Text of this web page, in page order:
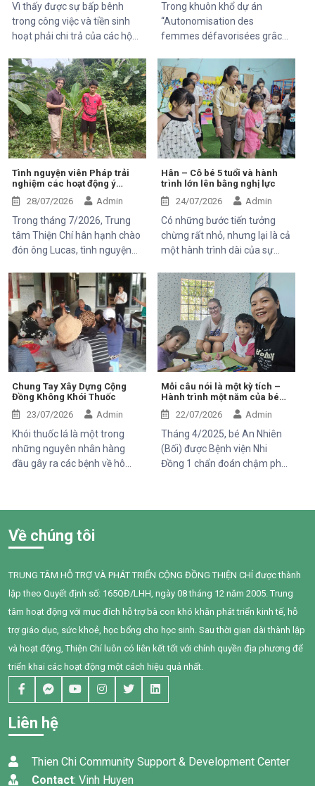
Vì thấy được sự bấp bênh
trong công việc và tiền sinh
hoạt phải chi trả của các hộ
Phát Triển cộng đồng Thiện
chí đã và đang luôn luôn tìm
kiếm và thử các mô hình mới,
thuận tiện, bền vững để có thể
giúp được 1 phần nào đó cho
mọi người.
Trong khuôn khổ dự án
“Autonomisation des
femmes défavorisées grâce
économique et à l'accès aux
soins de santé 2025–2028”,
Trung tâm Thiện Chí vinh dự
đón tiếp ông Kaloyan Kolev,
đại diện đơn vị tài trợ
Organisation internationale
de la Francophonie (OIF), và
ông Bernard Kervyn, đại diện
Mekong Plus, trong chuyến
công tác tại xã Tánh Linh, Bắc
Ruộng và Hàm Kiệm, tỉnh
Lâm Đồng.
Tình nguyện viên Pháp trải
nghiệm các hoạt động ý
nghĩa tại Trung tâm Thiện Chí
28/07/2026 Admin
Trong tháng 7/2026, Trung
tâm Thiện Chí hân hạnh chào
đón ông Lucas, tình nguyện
chuyến thăm và trải nghiệm
các hoạt động của dự án do
Mekong Plus tài trợ tại địa
phương.
Hân – Cô bé 5 tuổi và hành
trình lớn lên bằng nghị lực
24/07/2026
Admin
Có những bước tiến tưởng
chừng rất nhỏ, nhưng lại là cả
một hành trình dài của sự
vọng. Hân, cô bé 5 tuổi với nụ
cười trong trẻo, đã đến với
Trung tâm trong những ngày
đầu mang theo rất nhiều thử
thách. Ngay từ khi chào đời,
em phải đối mặt với nhiều vấn
đề về sức khỏe, khiến quá
trình phát triển chậm hơn so
với các bạn cùng trang lứa.
Những điều tưởng như rất
bình thường đối với một đứa
trẻ lại là những cột mốc đầy
gian nan đối với em.
Chung Tay Xây Dựng Cộng
Đồng Không Khói Thuốc
23/07/2026
Admin
Khói thuốc lá là một trong
những nguyên nhân hàng
đầu gây ra các bệnh về hô
người hút thuốc bị ảnh hưởng
đặc biệt là trẻ em, phụ nữ
mang thai và người cao tuổi,
cũng phải đối mặt với nhiều
nguy cơ sức khỏe do hít phải
khói thuốc thụ động.
Mỗi câu nói là một kỳ tích –
Hành trình một năm của bé
An Nhiên (Bối)
22/07/2026 Admin
Tháng 4/2025, bé An Nhiên
(Bối) được Bệnh viện Nhi
Đồng 1 chẩn đoán chậm phát
gặp nhiều khó khăn trong
đồng hành tận tâm của các
cô giáo, sự kiên trì của gia
đình và nỗ lực không ngừng
của chính Bối, em đã có
những bước tiến đầy tự hào.
Về chúng tôi
TRUNG TÂM HỖ TRỢ VÀ PHÁT TRIỂN CỘNG ĐỒNG THIỆN CHÍ được thành
lập theo Quyết định số: 165QĐ/LHH, ngày 08 tháng 12 năm 2005. Trung
tâm hoạt động với mục đích hỗ trợ bà con khó khăn phát triển kinh tế, hỗ
trợ giáo dục, sức khoẻ, học bổng cho học sinh. Sau thời gian dài thành lập
và hoạt động, Thiện Chí luôn có liên kết tốt với chính quyền địa phương để
triển khai các hoạt động một cách hiệu quả nhất.
Liên hệ
Thien Chi Community Support & Development Center
Contact: Vinh Huyen